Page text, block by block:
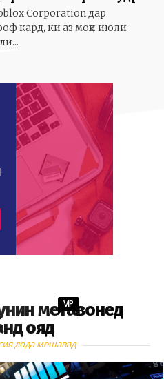
Corporation дар
кард, ки аз моҳи июли
метавонед
ояд
VIP
дода мешавад